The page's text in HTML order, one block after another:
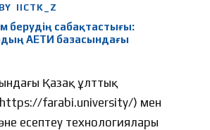
BY IICTK_Z
берудің сабақтастығы:
АЕТИ базасындағы
Қазақ ұлттық
farabi.university/) мен
есептеу технологиялары